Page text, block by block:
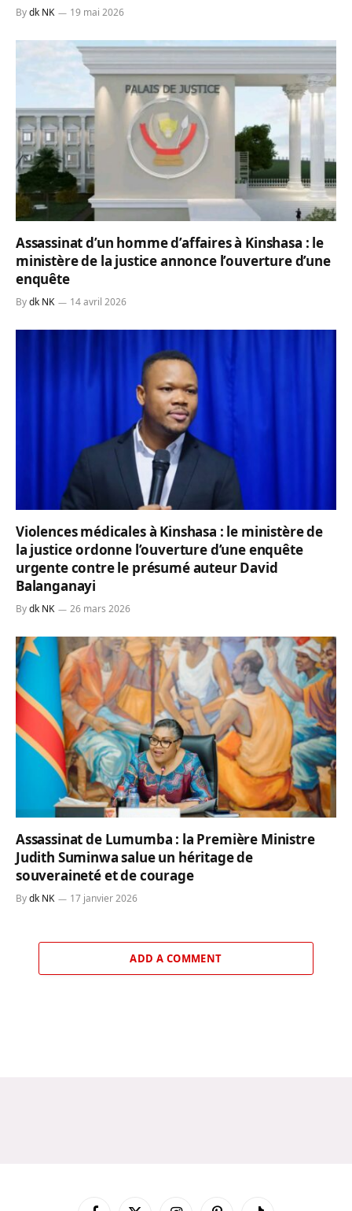
Bydk NK 19 mai 2026
Assassinat d’un homme d’affaires à Kinshasa : le
ministère de la justice annonce l’ouverture d’une
enquête
Bydk NK 14 avril 2026
Violences médicales à Kinshasa : le ministère de
la justice ordonne l’ouverture d’une enquête
urgente contre le présumé auteur David
Balanganayi
Bydk NK 26 mars 2026
Assassinat de Lumumba : la Première Ministre
Judith Suminwa salue un héritage de
souveraineté et de courage
Bydk NK 17 janvier 2026
ADD A COMMENT